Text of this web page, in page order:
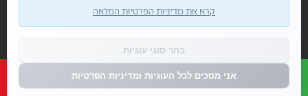
© כל הזכויות שמורות 2026 • מור קנדי - פשוט למשחקקרא את מדיניות הפרטיות המלאה
בחר סוגי עוגיות
אני מסכים לכל העוגיות ומדיניות הפרטיות